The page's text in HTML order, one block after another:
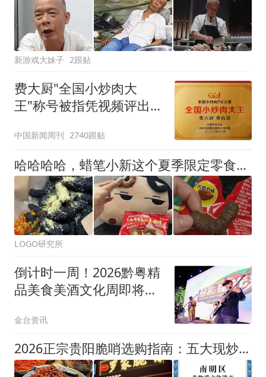
新游戏大妹子 2跟贴
费大厨"全国小炒肉大
王"称号被指凭视频评出
中国新闻周刊 2740跟贴
哈哈哈哈，蜡笔小新这个夏季限定零食？像“一坨”啊
LOGO研究所
倒计时一周！2026黔粤精
品美食美酒文化周即将启
金台资讯
2026正宗贵阳脆哨选购指南：五大现炒品牌深度对比